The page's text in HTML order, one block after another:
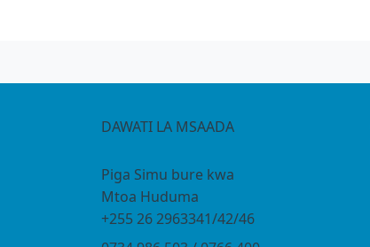
DAWATI LA MSAADA
Piga Simu bure kwa
Mtoa Huduma
+255 26 2963341/42/46